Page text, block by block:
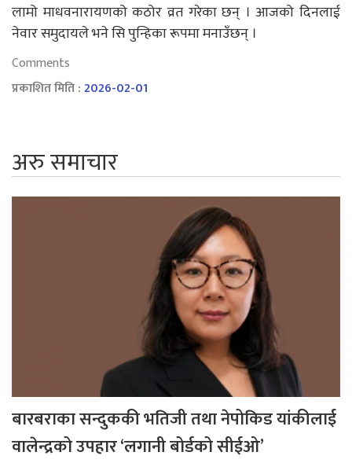
लामो माधवनारायणको कठोर व्रत गरेका छन् । आजको दिनलाई
नेवार समुदायले भने सि पुन्हिका रूपमा मनाउँछन् ।
Comments
प्रकाशित मिति :2026-02-01
अरु समाचार
बारबराका सन्दुककी भतिजी तथा नेपोकिड यांकीलाई
वालेन्द्रको उपहार ‘लगानी बोर्डको सीईओ’